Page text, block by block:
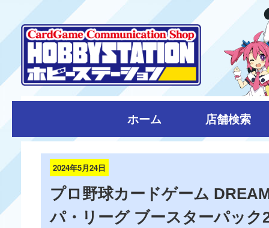
ホーム 店舗検索
2024年5月24日
プロ野球カードゲーム
パ・リーグ ブースターパック